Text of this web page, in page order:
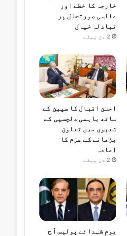
خارجہ کا خطے اور
عالمی صورتحال پر
تبادلہ خیال
2 دن پہلے
احسن اقبال کا سپین کے
ساتھ باہمی دلچسپی کے
شعبوں میں تعاون
بڑھانے کے عزم کا
اعادہ
2 دن پہلے
یومِ شہدائے پولیس آج